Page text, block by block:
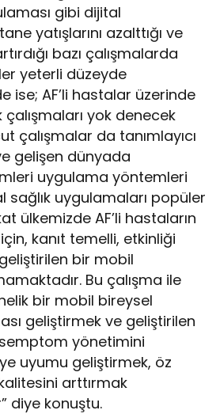
gibi dijital
yatışlarını azalttığı ve
bazı çalışmalarda
yeterli düzeyde
ise; AF’li hastalar üzerinde
yok denecek
çalışmalar da tanımlayıcı
gelişen dünyada
uygulama yöntemleri
sağlık uygulamaları popüler
ülkemizde AF’li hastaların
kanıt temelli, etkinliği
bir mobil
Bu çalışma ile
bir mobil bireysel
geliştirmek ve geliştirilen
yönetimini
uyumu geliştirmek, öz
arttırmak
diye konuştu.